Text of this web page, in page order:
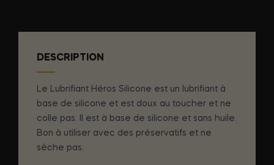
DESCRIPTION
Le Lubrifiant Héros Silicone est un lubrifiant à
base de silicone et est doux au toucher et ne
colle pas. Il est à base de silicone et sans huile.
Bon à utiliser avec des préservatifs et ne
sèche pas.